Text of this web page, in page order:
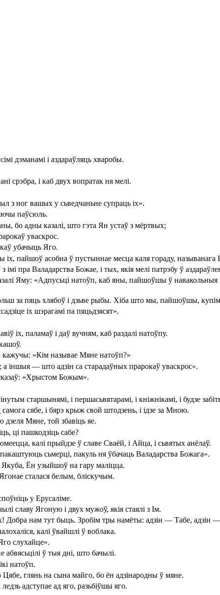
дэманамі і аздараўляць хваробы.
срэбра, і каб двух вопратак ня мелі.
з ног вашых у сьведчаньне супраць іх».
паўсюль.
бо адны казалі, што гэта Ян устаў з мёртвых;
уваскрос.
убачыць Яго.
пайшоў асобна ў пустыннае месца каля гораду, называнага
пра Валадарства Божае, і тых, якія мелі патрэбу ў
Яму: «Адпусьці натоўп, каб яны, пайшоўшы ў навакольныя
за пяць хлябоў і дзьве рыбы. Хіба што мы, пайшоўшы,
іх шэрагамі па пяцьдзясят».
іх, паламаў і даў вучням, каб раздалі натоўпу.
кажучы: «Кім называе Мяне натоўп?»
іншыя — што адзін са старадаўных прарокаў уваскрос».
«Хрыстом Божым».
старшынямі, і першасьвятарамі, і кніжнікамі, і будзе
сябе, і бярэ крыж свой штодзень, і ідзе за Мною.
дзеля Мяне, той збавіць яе.
ці пашкодзіць сабе?
калі прыйдзе ў славе Сваёй, і Айца, і сьвятых анёлаў.
сьмерці, пакуль ня ўбачаць Валадарства Божага».
Якуба, Ён узыйшоў на гару маліцца.
сталася белым, бліскучым.
у Ерусаліме.
славу Ягоную і двух мужоў, якія стаялі з Ім.
Добра нам тут быць. Зробім тры намёты: адзін — Табе,
калі ўвайшлі ў воблака.
слухайце».
абвясьцілі ў тыя дні, што бачылі.
натоўп.
глянь на сына майго, бо ён адзінародны ў мяне.
адступае ад яго, разьбіўшы яго.